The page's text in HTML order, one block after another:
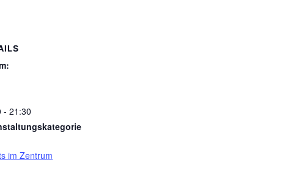
- 21:30
im Zentrum